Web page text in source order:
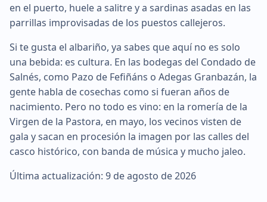
en el puerto, huele a salitre y a sardinas asadas en las
parrillas improvisadas de los puestos callejeros.
Si te gusta el albariño, ya sabes que aquí no es solo
una bebida: es cultura. En las bodegas del Condado de
Salnés, como Pazo de Fefiñáns o Adegas Granbazán, la
gente habla de cosechas como si fueran años de
nacimiento. Pero no todo es vino: en la romería de la
Virgen de la Pastora, en mayo, los vecinos visten de
gala y sacan en procesión la imagen por las calles del
casco histórico, con banda de música y mucho jaleo.
Última actualización: 9 de agosto de 2026